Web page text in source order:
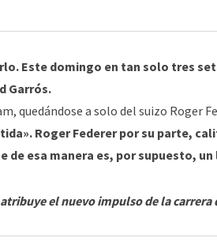
Este domingo en tan solo tres
Garrós.
quedándose a solo del suizo Roger
Roger Federer por su parte,
de esa manera es, por supuesto,
el nuevo impulso de la carrera